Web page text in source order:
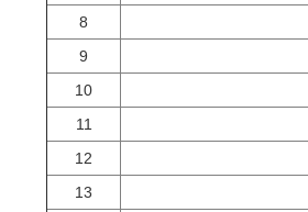
8
9
10
11
12
13